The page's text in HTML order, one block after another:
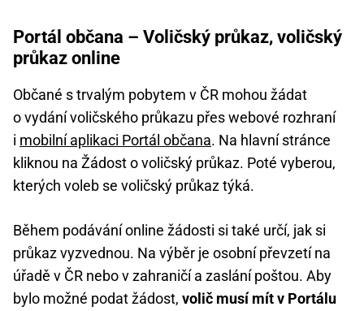
Portál občana – Voličský průkaz, voličský
průkaz online
Občané s trvalým pobytem v ČR mohou žádat
o vydání voličského průkazu přes webové rozhraní
i mobilní aplikaci Portál občana. Na hlavní stránce
kliknou na Žádost o voličský průkaz. Poté vyberou,
kterých voleb se voličský průkaz týká.
Během podávání online žádosti si také určí, jak si
průkaz vyzvednou. Na výběr je osobní převzetí na
úřadě v ČR nebo v zahraničí a zaslání poštou. Aby
bylo možné podat žádost, volič musí mít v Portálu